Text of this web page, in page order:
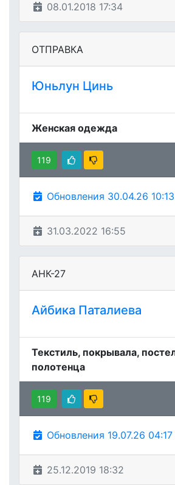
08.01.2018 17:34
ОТПРАВКА
Юньлун Цинь
Женская одежда
119
Обновления 30.04.26 10:13
31.03.2022 16:55
АНК-27
Айбика Паталиева
Текстиль, покрывала,
полотенца
119
Обновления 19.07.26 04:17
25.12.2019 18:32